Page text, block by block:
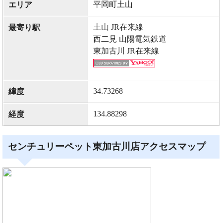
エリア 平岡町土山
最寄り駅
土山 JR在来線
西二見 山陽電気鉄道
東加古川 JR在来線
緯度 34.73268
経度 134.88298
センチュリーペット東加古川店アクセスマップ